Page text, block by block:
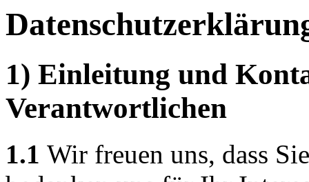
1) Einleitung und
Verantwortlichen
1.1 Wir freuen uns, dass